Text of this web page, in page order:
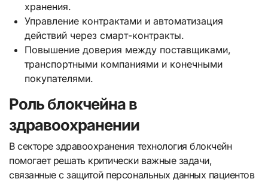
хранения.
Управление контрактами и автоматизация
действий через смарт-контракты.
Повышение доверия между поставщиками,
транспортными компаниями и конечными
покупателями.
Роль блокчейна в
здравоохранении
В секторе здравоохранения технология блокчейн
помогает решать критически важные задачи,
связанные с защитой персональных данных пациентов